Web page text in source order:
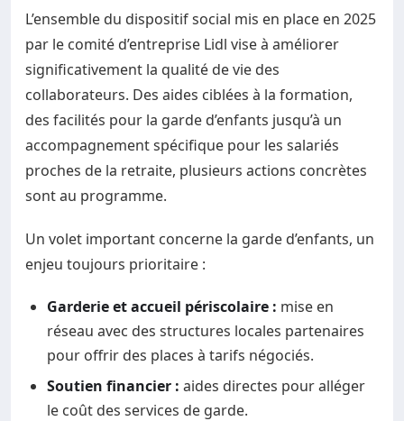
L’ensemble du dispositif social mis en place en 2025
par le comité d’entreprise Lidl vise à améliorer
significativement la qualité de vie des
collaborateurs. Des aides ciblées à la formation,
des facilités pour la garde d’enfants jusqu’à un
accompagnement spécifique pour les salariés
proches de la retraite, plusieurs actions concrètes
sont au programme.
Un volet important concerne la garde d’enfants, un
enjeu toujours prioritaire :
Garderie et accueil périscolaire : mise en
réseau avec des structures locales partenaires
pour offrir des places à tarifs négociés.
Soutien financier : aides directes pour alléger
le coût des services de garde.